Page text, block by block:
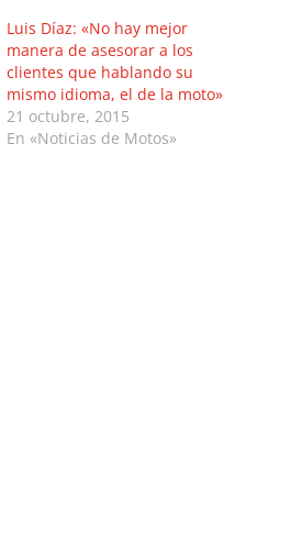
Luis Díaz: «No hay mejor
manera de asesorar a los
clientes que hablando su
mismo idioma, el de la moto»
21 octubre, 2015
En «Noticias de Motos»